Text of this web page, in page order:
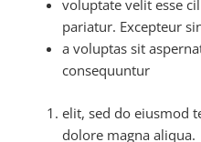
voluptate velit esse
pariatur. Excepteur
a voluptas sit
consequuntur
elit, sed do eiusmod
dolore magna aliqua.